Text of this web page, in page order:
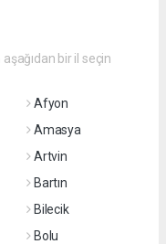
bir il seçin
Afyon
Amasya
Artvin
Bartın
Bilecik
Bolu